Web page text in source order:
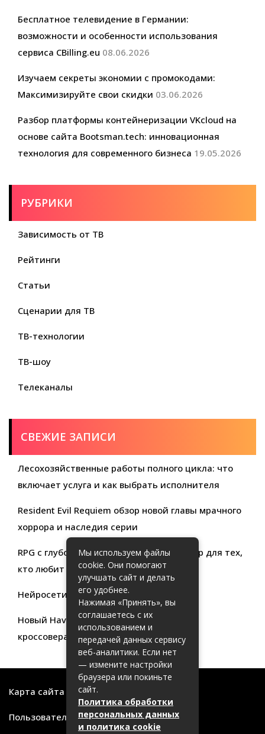
Бесплатное телевидение в Германии:
возможности и особенности использования
сервиса CBilling.eu 08.06.2026
Изучаем секреты экономии с промокодами:
Максимизируйте свои скидки 03.06.2026
Разбор платформы контейнеризации VKcloud на
основе сайта Bootsman.tech: инновационная
технология для современного бизнеса 19.05.2026
РУБРИКИ
Зависимость от ТВ
Рейтинги
Статьи
Сценарии для ТВ
ТВ-технологии
ТВ-шоу
Телеканалы
СВЕЖИЕ ЗАПИСИ
Лесохозяйственные работы полного цикла: что
включает услуга и как выбрать исполнителя
Resident Evil Requiem обзор новой главы мрачного
хоррора и наследия серии
RPG с глубокой кастомизацией обзор игр для тех,
кто любит свободу выбора
Нейросети для продуктивности
Новый Haval Jolion: обзор современного
кроссовера для активной жизни
Карта сайта
Пользовательское соглашение
Мы используем файлы
cookie. Они помогают
улучшать сайт и делать
его удобнее.
Нажимая «Принять», вы
соглашаетесь с их
использованием и
передачей данных сервису
веб-аналитики. Если нет
— измените настройки
браузера или покиньте
сайт.
Политика обработки
персональных данных
и политика cookie